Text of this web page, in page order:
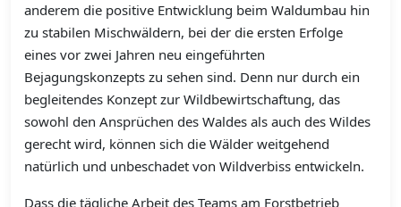
anderem die positive Entwicklung beim Waldumbau hin
zu stabilen Mischwäldern, bei der die ersten Erfolge
eines vor zwei Jahren neu eingeführten
Bejagungskonzepts zu sehen sind. Denn nur durch ein
begleitendes Konzept zur Wildbewirtschaftung, das
sowohl den Ansprüchen des Waldes als auch des Wildes
gerecht wird, können sich die Wälder weitgehend
natürlich und unbeschadet von Wildverbiss entwickeln.
Dass die tägliche Arbeit des Teams am Forstbetrieb